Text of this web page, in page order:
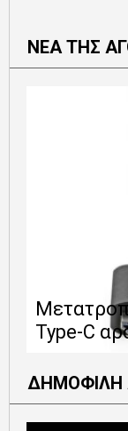
ΝΕΑ ΤΗΣ
Type-C
ΔΗΜΟΦΙΛΗ